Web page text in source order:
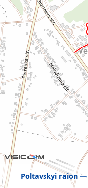
Poltavskyi raion